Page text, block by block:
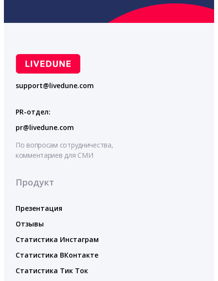
support@livedune.com
PR-отдел:
pr@livedune.com
По вопросам сотрудничества,
комментариев для СМИ
Продукт
Презентация
Отзывы
Статистика Инстаграм
Статистика ВКонтакте
Статистика Тик Ток